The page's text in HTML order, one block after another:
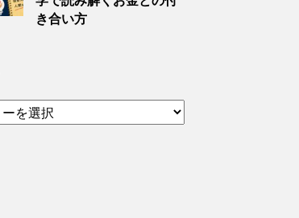
き合い方